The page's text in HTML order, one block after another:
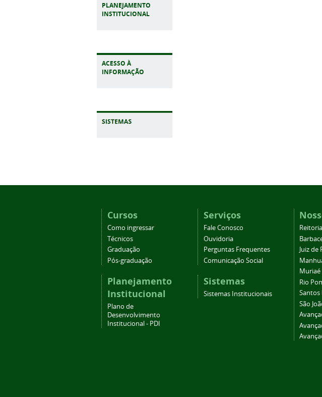
PLANEJAMENTO
INSTITUCIONAL
ACESSO À
INFORMAÇÃO
Cursos
Como ingressar
Técnicos
Graduação
Pós-graduação
Planejamento
Institucional
Plano de
Desenvolvimento
Institucional - PDI
Serviços
Fale Conosco
Ouvidoria
Perguntas Frequentes
Comunicação Social
Sistemas
Sistemas Institucionais
Reitoria
Juiz de
Muriaé
Rio
São